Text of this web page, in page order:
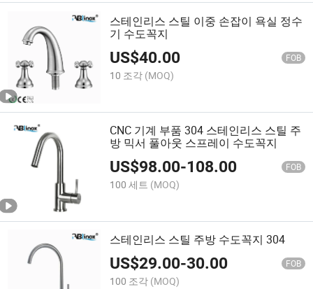
스테인리스 스틸 이중 손잡이 욕실 정수
기 수도꼭지
US$40.00 FOB
10 조각 (MOQ)
CNC 기계 부품 304 스테인리스 스틸 주
방 믹서 풀아웃 스프레이 수도꼭지
US$98.00-108.00 FOB
100 세트 (MOQ)
스테인리스 스틸 주방 수도꼭지 304
US$29.00-30.00 FOB
100 조각 (MOQ)